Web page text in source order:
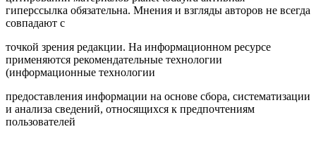
гиперссылка обязательна. Мнения и взгляды авторов не всегда
совпадают с
точкой зрения редакции. На информационном ресурсе
применяются рекомендательные технологии
(информационные технологии
предоставления информации на основе сбора, систематизации
и анализа сведений, относящихся к предпочтениям
пользователей